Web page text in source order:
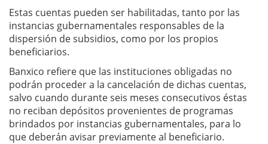
Estas cuentas pueden ser habilitadas, tanto por las
instancias gubernamentales responsables de la
dispersión de subsidios, como por los propios
beneficiarios.
Banxico refiere que las instituciones obligadas no
podrán proceder a la cancelación de dichas cuentas,
salvo cuando durante seis meses consecutivos éstas
no reciban depósitos provenientes de programas
brindados por instancias gubernamentales, para lo
que deberán avisar previamente al beneficiario.